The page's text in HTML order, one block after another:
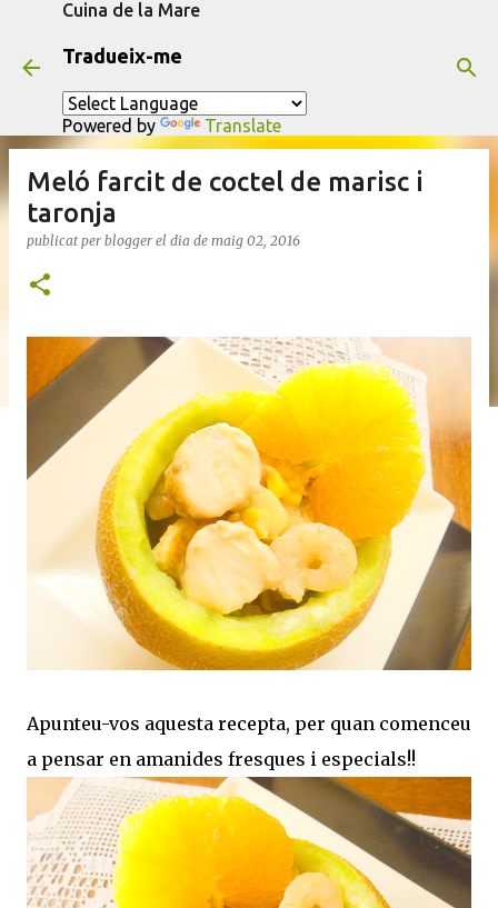
Cuina de la Mare
Tradueix-me
Powered by Translate
Meló farcit de coctel de marisc i
taronja
publicat per blogger el dia de maig 02, 2016
Apunteu-vos aquesta recepta, per quan comenceu
a pensar en amanides fresques i especials!!